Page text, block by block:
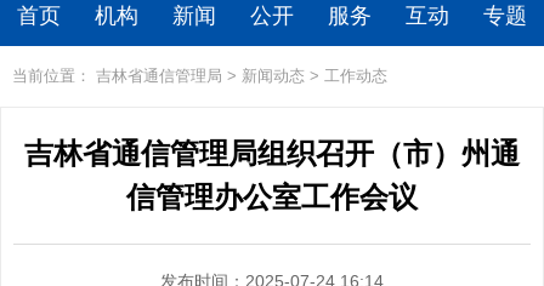
首页 机构 新闻 公开 服务 互动 专题
当前位置： 吉林省通信管理局 > 新闻动态 > 工作动态
吉林省通信管理局组织召开（市）州通
信管理办公室工作会议
发布时间：2025-07-24 16:14